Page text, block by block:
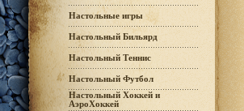
Настольные игры
Настольный Бильярд
Настольный Теннис
Настольный Футбол
Настольный Хоккей и
АэроХоккей